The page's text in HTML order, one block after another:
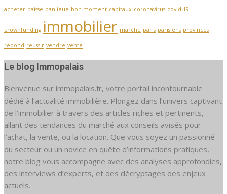
acheter baisse banlieue bon moment capitaux coronavirus covid-19
crownfunding immobilier marché paris parisiens provinces
rebond reussir vendre vente
Le blog Immopalais
Bienvenue sur immopalais.fr, votre portail incontournable
dédié à l’actualité immobilière. Plongez dans l’univers captivant
de l’immobilier à travers des articles riches et pertinents,
allant des tendances du marché aux conseils avisés pour
l’achat, la vente, ou la location. Que vous soyez un passionné
du secteur ou un novice en quête d’informations pratiques,
notre blog vous accompagne avec des analyses approfondies,
des interviews d’experts, et des décryptages des enjeux
actuels.